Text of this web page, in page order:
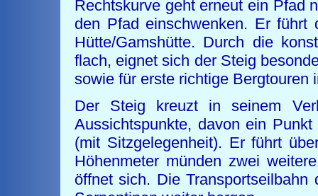
Rechtskurve geht erneut ein Pfad
den Pfad einschwenken. Er führt
Hütte/Gamshütte. Durch die
flach, eignet sich der Steig
sowie für erste richtige Bergtouren
Der Steig kreuzt in seinem
Aussichtspunkte, davon ein
(mit Sitzgelegenheit). Er führt
Höhenmeter münden zwei
öffnet sich. Die